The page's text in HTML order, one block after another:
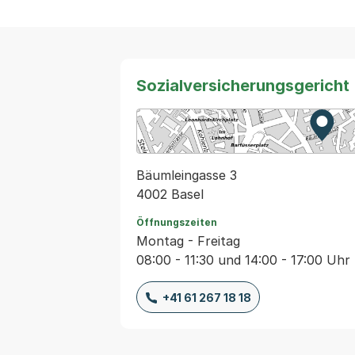
Sozialversicherungsgericht
Zur
Bäumleingasse 3
4002 Basel
Öffnungszeiten
Montag - Freitag
08:00 - 11:30 und 14:00 - 17:00 Uhr
+41 61 267 18 18